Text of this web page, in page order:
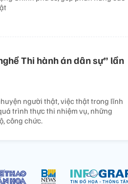
Thi hành án dân sự” lần
người thật, việc thật trong lĩnh
trình thực thi nhiệm vụ, những
công chức.